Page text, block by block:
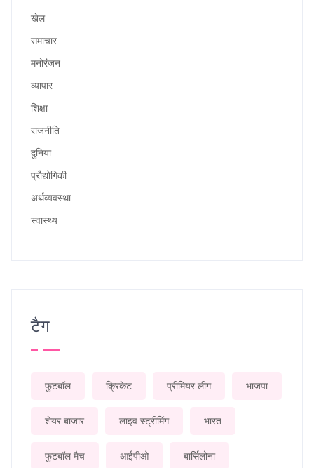
खेल
समाचार
मनोरंजन
व्यापार
शिक्षा
राजनीति
दुनिया
प्रौद्योगिकी
अर्थव्यवस्था
स्वास्थ्य
टैग
फुटबॉल क्रिकेट प्रीमियर लीग भाजपा
शेयर बाजार लाइव स्ट्रीमिंग भारत
फुटबॉल मैच आईपीओ बार्सिलोना